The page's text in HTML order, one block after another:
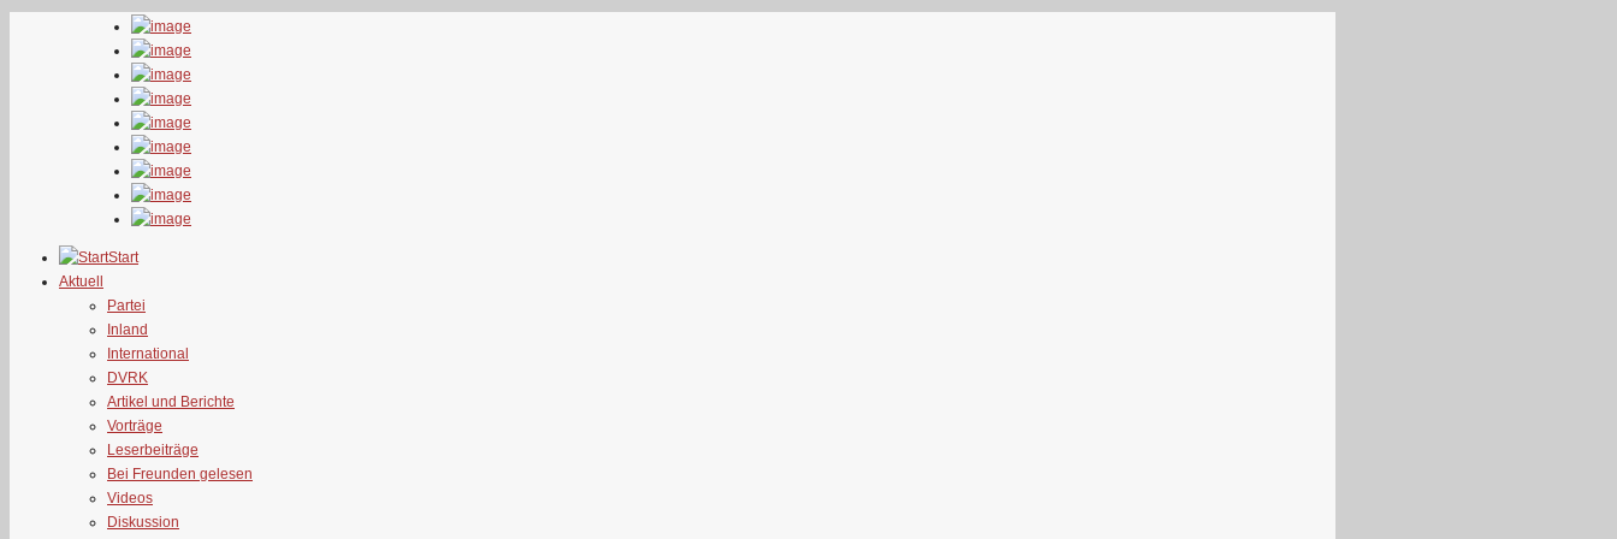
Start
Aktuell
Partei
Inland
International
DVRK
Artikel und Berichte
Vorträge
Leserbeiträge
Bei Freunden gelesen
Videos
Diskussion